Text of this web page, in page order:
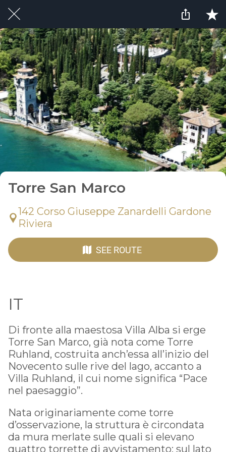
Torre San Marco
142 Corso Giuseppe Zanardelli Gardone
Riviera
SEE ROUTE
IT
Di fronte alla maestosa Villa Alba si erge
Torre San Marco, già nota come Torre
Ruhland, costruita anch’essa all’inizio del
Novecento sulle rive del lago, accanto a
Villa Ruhland, il cui nome significa “Pace
nel paesaggio”.
Nata originariamente come torre
d’osservazione, la struttura è circondata
da mura merlate sulle quali si elevano
quattro torrette di avvistamento; sul lato